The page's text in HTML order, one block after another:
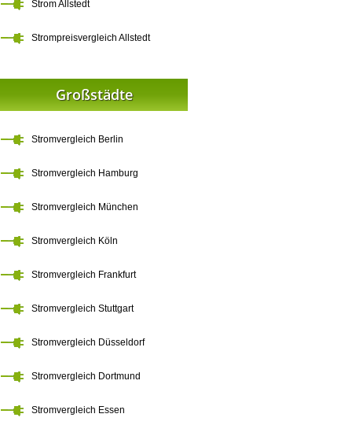
Strom Allstedt
Strompreisvergleich Allstedt
Großstädte
Stromvergleich Berlin
Stromvergleich Hamburg
Stromvergleich München
Stromvergleich Köln
Stromvergleich Frankfurt
Stromvergleich Stuttgart
Stromvergleich Düsseldorf
Stromvergleich Dortmund
Stromvergleich Essen